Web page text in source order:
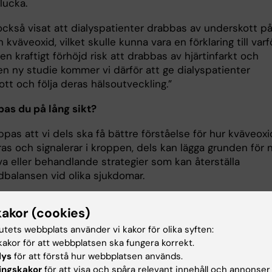
visat att dialyspatienter drabbas av underskott på
kväveoxid, vilket skulle kunna vara en förklaring till
kraftigt förhöjd risk att drabbas av hjärtinfarkt och
ny studie kommer vi därför att ge dialyspatienter
och följa deras hälsoutveckling.”
du på lång sikt?
att vi dels ska få bättre förståelse för hur
och signalerar i kroppen, dels kan lägga grunden för
eller behandlande strategier som kan återställa
vid olika sjukdomar.
på engelska i skriften ”From Cell to Society
(cookies)
webbplats använder vi kakor för olika syften:
för att webbplatsen ska fungera korrekt.
för att förstå hur webbplatsen används.
för att visa och spåra relevant innehåll och